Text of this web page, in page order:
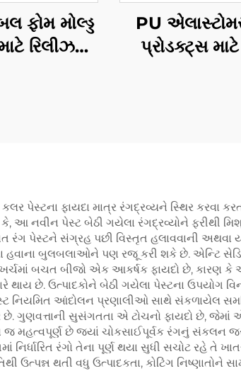
ફોમ મોલ્ડ્ડ
રિલીઝ
PU
પ્રોડક્ટ્સ
પેસ્ટના ફાયદા માત્ર રંગદ્રવ્યને સ્થિર
આ નવીન પેસ્ટ બેઠી ગયેલા રંગદ્રવ્યોને ફરીથી
રંગ પેસ્ટને સંગ્રહ પછી વિસ્તૃત હલાવવાની
હવાના બુલબલાઓને પણ રજૂ કરી શકે છે. એન્ટિ
બચત બીજો એક આકર્ષક ફાયદો છે, કારણ
છે. ઉત્પાદકોને બેઠી ગયેલા પેસ્ટના ઉપયોગ
નિયમિત આંદોલન પ્રણાલીઓ સાથે સંકળાયેલ
છે. ગુણવત્તાની સુસંગતતા એ ટોચનો ફાયદો છે,
મહત્વપૂર્ણ છે જ્યાં ચોકસાઈપૂર્વક રંગનું સંકલન
રંગો તેના પૂર્ણ થયા સુધી સચોટ રહે તે
ઉત્પન્ન થતી વધુ ઉત્પાદકતા, કોટિંગ